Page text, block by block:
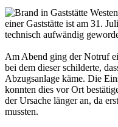
einer Gaststätte ist am 31.
technisch aufwändig
Am Abend ging der Notruf
bei dem dieser schilderte,
Abzugsanlage käme. Die
konnten dies vor Ort
der Ursache länger an, da
mussten.